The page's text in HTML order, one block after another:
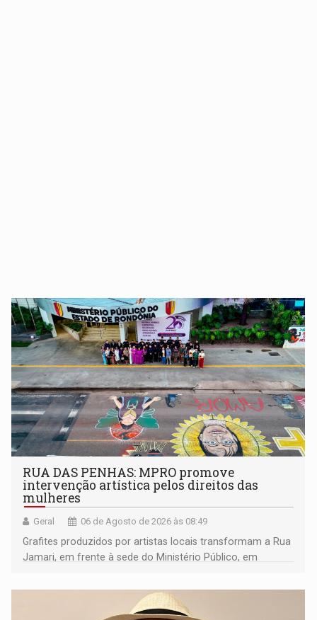
RUA DAS PENHAS: MPRO promove
intervenção artística pelos direitos das
mulheres
Geral 06 de Agosto de 2026 às 08:49
Grafites produzidos por artistas locais transformam a Rua
Jamari, em frente à sede do Ministério Público, em
da Penha e o enfrentamento à violência